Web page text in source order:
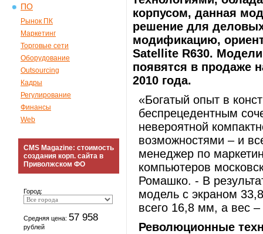
ПО
Рынок ПК
Маркетинг
Торговые сети
Оборудование
Outsourcing
Кадры
Регулирование
Финансы
Web
CMS Magazine: стоимость
создания корп. сайта в
Приволжском ФО
Город:
Средняя цена: 57 958
рублей
корпусом, данная
решение для
модификацию,
Satellite R630.
появятся в продаже
2010 года.
«Богатый опыт в
беспрецедентным
невероятной
возможностями – и
менеджер по
компьютеров
Ромашко. - В
модель с экраном
всего 16,8 мм, а вес –
Революционные